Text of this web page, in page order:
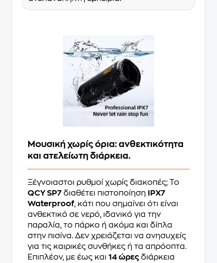
Μουσική χωρίς όρια: ανθεκτικότητα
και ατελείωτη διάρκεια.
Ξέγνοιαστοι ρυθμοί χωρίς διακοπές; Το
QCY SP7 διαθέτει πιστοποίηση IPX7
Waterproof, κάτι που σημαίνει ότι είναι
ανθεκτικό σε νερό, ιδανικό για την
παραλία, το πάρκο ή ακόμα και δίπλα
στην πισίνα. Δεν χρειάζεται να ανησυχείς
για τις καιρικές συνθήκες ή τα απρόοπτα.
Επιπλέον, με έως και 14 ώρες διάρκεια